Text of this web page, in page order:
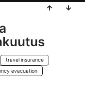
travel insurance
evacuation